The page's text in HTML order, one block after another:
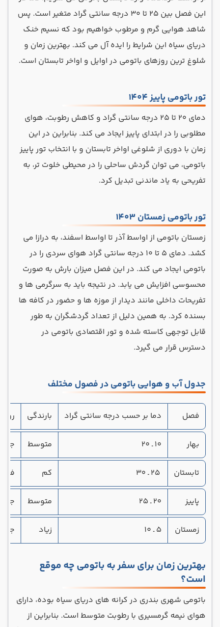
این فصل بین ۲۵ تا ۳۰ درجه سانتی گراد متغیر است. پس
شاهد هوایی گرم و مرطوب خواهیم بود که نسیم خنک
دریای سیاه این شرایط را ایده آل می کند. بهترین زمان و
شلوغ ترین روزهای باتومی در اوایل و اواخر تابستان است.
تور باتومی پاییز 1404
دمای ۲۰ تا ۲۵ درجه سانتی گراد و کاهش رطوبت، هوای
مطلوبی را در ابتدای پاییز ایجاد می کند. بنابراین در این
زمان با دوری از شلوغی اواخر تابستان و با انتخاب تور پاییز
باتومی، می توان گردش ساحلی را در محیطی خلوت تر، به
تفریحی به یاد ماندنی تبدیل کرد.
تور باتومی زمستان 1403
زمستان باتومی از اواسط آذر تا اواسط اسفند، به درازا می
کشد. دمای ۵ تا ۱۰ درجه سانتی گراد هوای سردی را در
باتومی ایجاد می کند. در این فصل میزان بارش به صورت
محسوسی افزایش می یابد. در نتیجه باید به سرگرمی ها و
تفریحات داخلی مانند دیدار از موزه ها و حضور در کافه ها
بسنده کرد. به همین دلیل از تعداد گردشگران به طور
قابل توجهی کاسته شده و تور اقتصادی باتومی در
دسترس قرار می گیرد.
جدول آب و هوایی باتومی در فصول مختلف
فصل دما بر حسب درجه سانتی گراد بارندگی
بهار ۱۰ ـ ۲۰ متوسط جشن
تابستان کم
پاییز ۲۰ ـ ۲۵ متوسط
زمستان ۵ ـ ۱۰ زیاد
بهترین زمان برای سفر به باتومی چه موقع
است؟
باتومی شهری بندری در کرانه های دریای سیاه بوده، دارای
هوای نیمه گرمسیری با رطوبت متوسط است. بنابراین از